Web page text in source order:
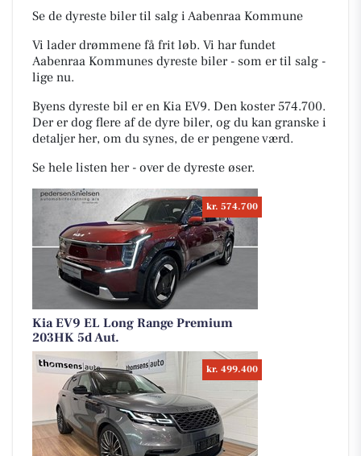
Se de dyreste biler til salg i Aabenraa Kommune
Vi lader drømmene få frit løb. Vi har fundet
Aabenraa Kommunes dyreste biler - som er til salg -
lige nu.
Byens dyreste bil er en Kia EV9. Den koster 574.700.
Der er dog flere af de dyre biler, og du kan granske i
detaljer her, om du synes, de er pengene værd.
Se hele listen her - over de dyreste øser.
kr. 574.700
Kia EV9 EL Long Range Premium
203HK 5d Aut.
kr. 499.400